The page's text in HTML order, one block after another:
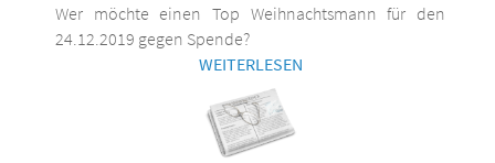
Wer möchte einen Top Weihnachtsmann für den
24.12.2019 gegen Spende?
WEITERLESEN